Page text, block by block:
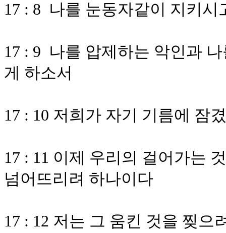
17 : 8 나를 눈동자같이 지키
17 : 9 나를 압제하는 악인과
게 하소서
17 : 10 저희가 자기 기름에 잠
17 : 11 이제 우리의 걸어가는
넘어뜨리려 하나이다
17 : 12 저는 그 움킨 것을 찢으